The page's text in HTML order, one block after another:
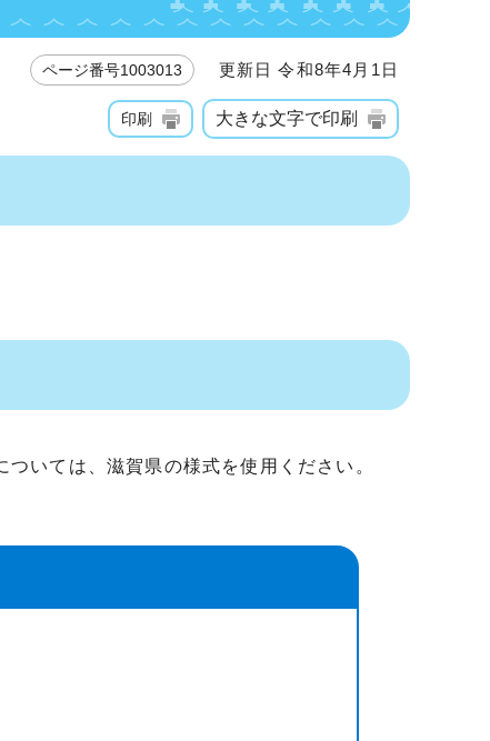
ページ番号1003013 更新日 令和8年4月1日
印刷 大きな文字で印刷
いては、滋賀県の様式を使用ください。